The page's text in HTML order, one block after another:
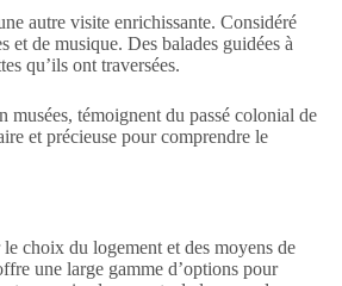
autre visite enrichissante. Considéré
et de musique. Des balades guidées à
qu’ils ont traversées.
musées, témoignent du passé colonial de
et précieuse pour comprendre le
choix du logement et des moyens de
une large gamme d’options pour